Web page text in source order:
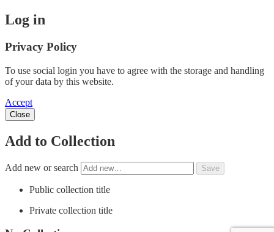
Log in
Privacy Policy
To use social login you have to agree with the storage and handling
of your data by this website.
Accept
Close
Add to Collection
Add new or search
Public collection title
Private collection title